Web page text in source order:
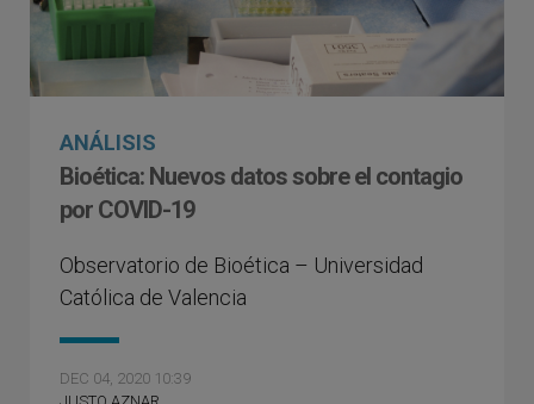
ANÁLISIS
Bioética: Nuevos datos sobre el contagio
por COVID-19
Observatorio de Bioética – Universidad
Católica de Valencia
DEC 04, 2020 10:39